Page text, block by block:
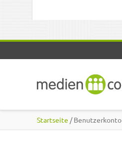
Startseite / Benutzerkonto